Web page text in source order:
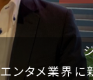
エンタメ業界